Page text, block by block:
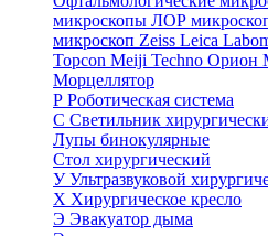
микроскопы ЛОР
микроскоп Zeiss Leica
Topcon Meiji Techno Орион
Морцеллятор
Р Роботическая система
С Светильник
Лупы бинокулярные
Стол хирургический
УУльтразвуковой
Х Хирургическое кресло
Э Эвакуатор дыма